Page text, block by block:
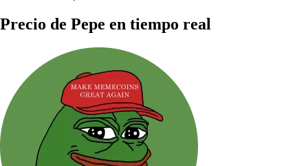
Precio de Pepe en tiempo real